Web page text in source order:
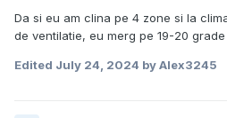
Da si eu am clina pe 4 zone si la
de ventilatie, eu merg pe 19-20
Edited July 24, 2024 by Alex3245